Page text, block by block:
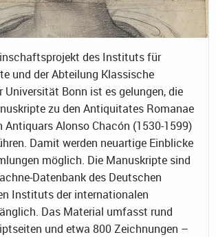
des Instituts für
und der Abteilung Klassische
Universität Bonn ist es gelungen, die
zu den Antiquitates Romanae
Antiquars Alonso Chacón (1530-1599)
Damit werden neuartige Einblicke
möglich. Die Manuskripte sind
Datenbank des Deutschen
Instituts der internationalen
Das Material umfasst rund
und etwa 800 Zeichnungen –